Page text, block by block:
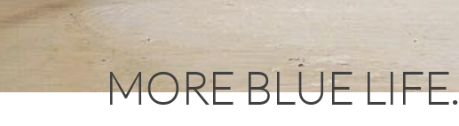
MORE BLUE LIFE.